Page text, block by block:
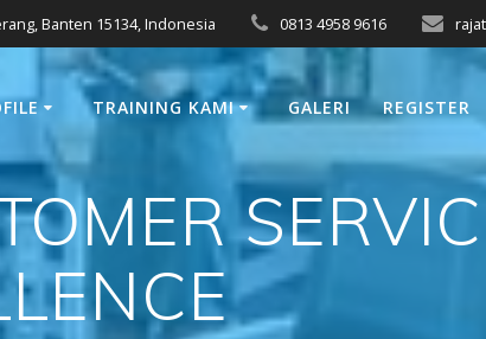
Banten 15134, Indonesia 0813 4958 9616
TRAINING KAMI GALERI REGISTER